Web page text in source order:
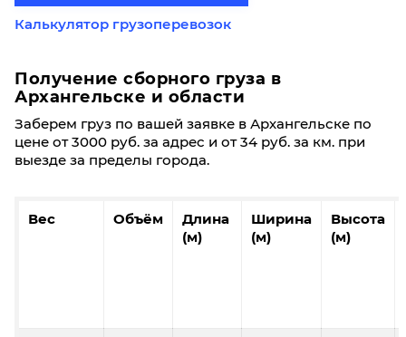
Калькулятор грузоперевозок
Получение сборного груза в
Архангельске и области
Заберем груз по вашей заявке в Архангельске по
цене от 3000 руб. за адрес и от 34 руб. за км. при
выезде за пределы города.
Вес Объём
Длина
(м)
Ширина
(м)
Высота
(м)